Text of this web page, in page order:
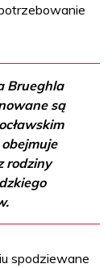
Brueghla
są
rodziny
spodziewane